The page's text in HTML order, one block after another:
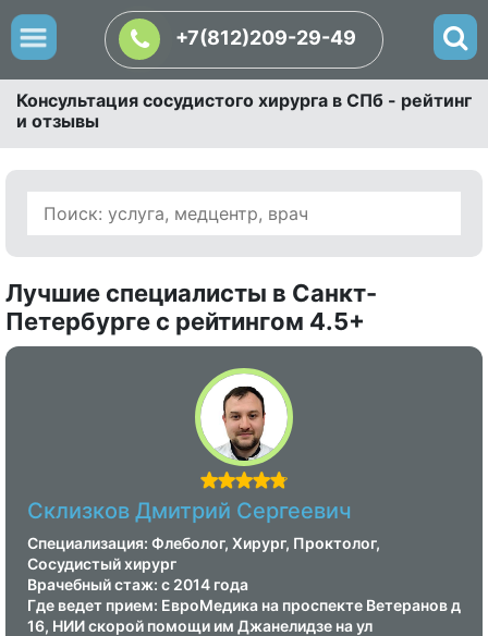
+7(812)209-29-49
Консультация сосудистого хирурга в СПб - рейтинг
и отзывы
Лучшие специалисты в Санкт-
Петербурге с рейтингом 4.5+
Склизков Дмитрий Сергеевич
Специализация: Флеболог, Хирург, Проктолог,
Сосудистый хирург
Врачебный стаж: с 2014 года
Где ведет прием: ЕвроМедика на проспекте Ветеранов д
16, НИИ скорой помощи им Джанелидзе на ул